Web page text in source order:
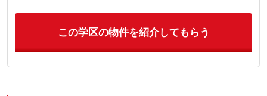
この学区の物件を紹介してもらう